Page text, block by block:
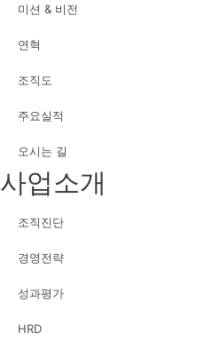
미션 & 비전
연혁
조직도
주요실적
오시는 길
사업소개
조직진단
경영전략
성과평가
HRD